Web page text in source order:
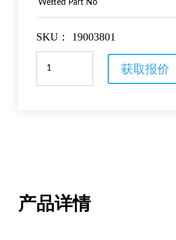
Wetted Part No
SKU： 19003801
Nut
获取报价
产品详情